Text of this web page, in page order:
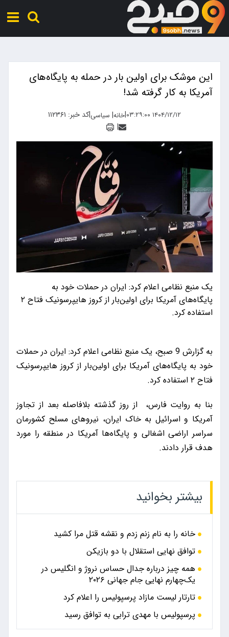
این موشک برای اولین بار در حمله به پایگاه‌های
آمریکا به کار گرفته شد!
۱۴۰۴/۱۲/۱۲ ۰۳:۲۹:۰۰ |خانه| سیاسی|کد خبر: ۱۱۲۳۶۱
|
یک منبع نظامی اعلام کرد: ایران در حملات خود به
پایگاه‌های آمریکا برای اولین‌بار از کروز هایپرسونیک فتاح ۲
استفاده کرد.
به گزارش 9 صبح، یک منبع نظامی اعلام کرد: ایران در حملات
خود به پایگاه‌های آمریکا برای اولین‌بار از کروز هایپرسونیک
فتاح ۲ استفاده کرد.
بنا به روایت فارس، از روز گذشته بلافاصله بعد از تجاوز
آمریکا و اسرائیل به خاک ایران، نیروهای مسلح کشورمان
سراسر اراضی اشغالی و پایگاه‌ها آمریکا در منطقه را مورد
هدف قرار دادند.
بیشتر بخوانید
خانه را به نام زنم زدم و نقشه قتل مرا کشید
توافق نهایی استقلال با دو بازیکن
همه چیز درباره جدال حساس نروژ و انگلیس در
یک‌چهارم نهایی جام جهانی ۲۰۲۶
تارتار لیست مازاد پرسپولیس را اعلام کرد
پرسپولیس با مهدی ترابی به توافق رسید